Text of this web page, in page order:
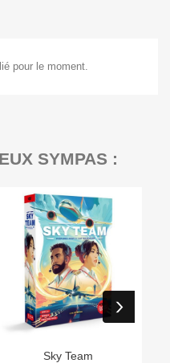
pour le moment.
SYMPAS :
Sky Team